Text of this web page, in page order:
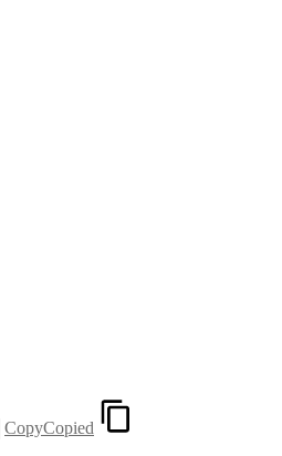
CopyCopied